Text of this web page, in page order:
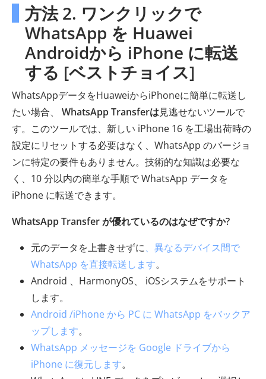
方法 2. ワンクリックで
WhatsApp を Huawei
Androidから iPhone に転送
する [ベストチョイス]
WhatsAppデータをHuaweiからiPhoneに簡単に転送し
たい場合、 WhatsApp Transferは見逃せないツールで
す。このツールでは、新しい iPhone 16 を工場出荷時の
設定にリセットする必要はなく、WhatsApp のバージョ
ンに特定の要件もありません。技術的な知識は必要な
く、10 分以内の簡単な手順で WhatsApp データを
iPhone に転送できます。
WhatsApp Transfer が優れているのはなぜですか?
元のデータを上書きせずに、異なるデバイス間で
WhatsApp を直接転送します。
Android 、HarmonyOS、 iOSシステムをサポート
します。
Android /iPhone から PC に WhatsApp をバックア
ップします。
WhatsApp メッセージを Google ドライブから
iPhone に復元します。